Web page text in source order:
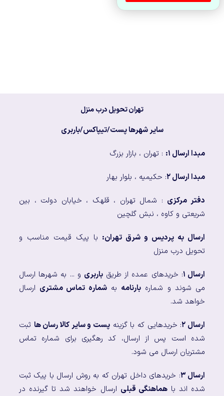
تهران تحویل درب منزل
سایر شهرها پست/تیپاکس/باربری
مبدا ارسال ۱: : تهران ، بازار بزرگ
مبدا ارسال ۲ : حکیمیه ، بلوار بهار
دفتر مرکزی : شمال تهران ، قلهک ، خیابان دولت ، بین
شریعتی و کاوه ، نبش گلچین
ارسال به پردیس و شرق تهران: با پیک قیمت مناسب و
تحویل درب منزل
ارسال ۱ : خریدهای عمده از طریقباربری و ... به شهرها ارسال
می شوند و شماره بارنامه بهشماره تماس مشتری ارسال
خواهد شد.
ارسال ۲ : خریدهایی که با گزینه پست و سایر کالا رسان ها ثبت
شده است پس از ارسال، کد رهگیری برای شماره تماس
مشتریان ارسال می شود.
ارسال ۳
: خریدهای داخل تهران که به روش ارسال با پیک ثبت
شده اند باهماهنگی قبلی ارسال خواهند شد تا گیرنده در